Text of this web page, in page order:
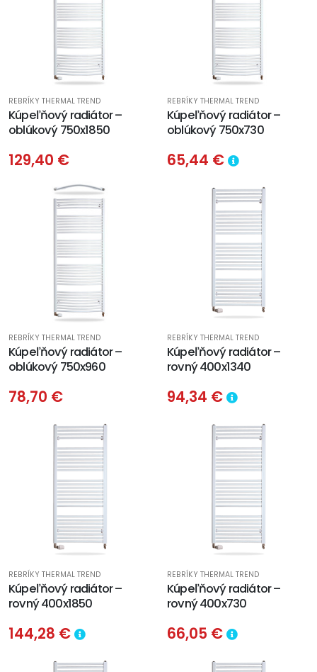
REBRÍKY THERMAL TREND
Kúpeľňový radiátor –
oblúkový 750x1850
129,40 €
REBRÍKY THERMAL TREND
Kúpeľňový radiátor –
oblúkový 750x730
65,44 €
REBRÍKY THERMAL TREND
Kúpeľňový radiátor –
oblúkový 750x960
78,70 €
REBRÍKY THERMAL TREND
Kúpeľňový radiátor –
rovný 400x1340
94,34 €
REBRÍKY THERMAL TREND
Kúpeľňový radiátor –
rovný 400x1850
144,28 €
REBRÍKY THERMAL TREND
Kúpeľňový radiátor –
rovný 400x730
66,05 €